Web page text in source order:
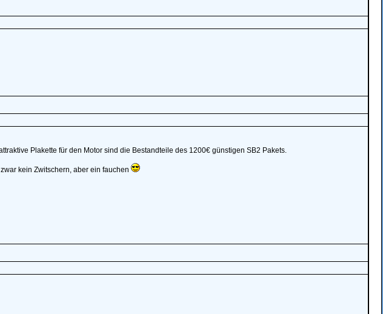
Plakette für den Motor sind die Bestandteile des 1200€ günstigen SB2 Pakets.
kein Zwitschern, aber ein fauchen